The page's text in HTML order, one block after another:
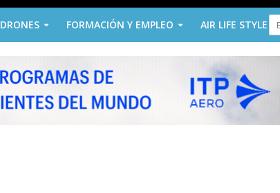
DRONES FORMACIÓN Y EMPLEO AIR LIFE STYLE